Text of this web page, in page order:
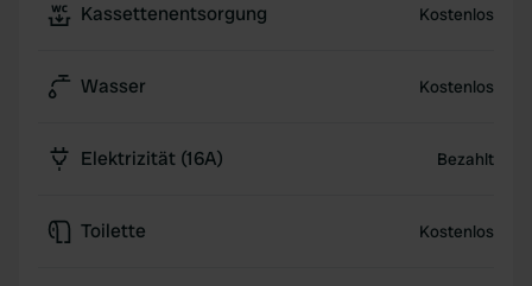
Kassettenentsorgung Kostenlos
Wasser Kostenlos
Elektrizität (16A) Bezahlt
Toilette Kostenlos